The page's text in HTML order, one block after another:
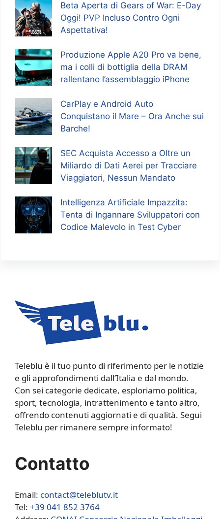
Beta Aperta di Gears of War: E-Day
Oggi! PVP Incluso Contro Ogni
Aspettativa!
Produzione Apple A20 Pro va bene,
ma i colli di bottiglia della DRAM
rallentano l’assemblaggio iPhone
CarPlay e Android Auto
Conquistano il Mare – Ora Anche sui
Barche!
SEC Acquista Accesso a Oltre un
Miliardo di Dati Aerei per Tracciare
Viaggiatori, Nessun Mandato
Intelligenza Artificiale Impazzita:
Tenta di Ingannare Sviluppatori con
Codice Malevolo in Test Cyber
Teleblu è il tuo punto di riferimento per le notizie
e gli approfondimenti dall’Italia e dal mondo.
Con sei categorie dedicate, esploriamo politica,
sport, tecnologia, intrattenimento e tanto altro,
offrendo contenuti aggiornati e di qualità. Segui
Teleblu per rimanere sempre informato!
Contatto
Email: contact@teleblutv.it
Tel: +39 041 852 3764